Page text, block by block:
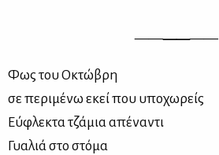
——————
Φως του Οκτώ­βρη
σε πε­ρι­μέ­νω εκεί που υπο­χω­ρείς
Εύ­φλε­κτα τζά­μια απέ­να­ντι
Γυα­λιά στο στό­μα